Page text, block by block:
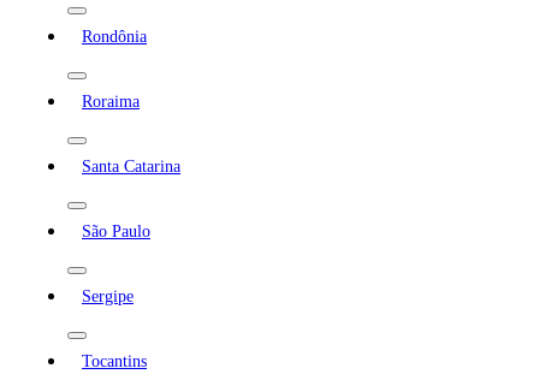
Rondônia
Roraima
Santa Catarina
São Paulo
Sergipe
Tocantins